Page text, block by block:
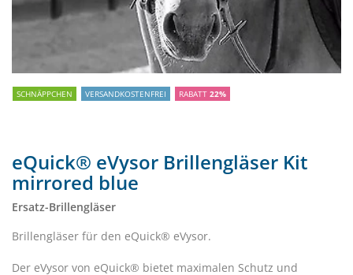
SCHNÄPPCHEN VERSANDKOSTENFREI RABATT 22%
eQuick® eVysor Brillengläser Kit
mirrored blue
Ersatz-Brillengläser
Brillengläser für den eQuick® eVysor.
Der eVysor von eQuick® bietet maximalen Schutz und